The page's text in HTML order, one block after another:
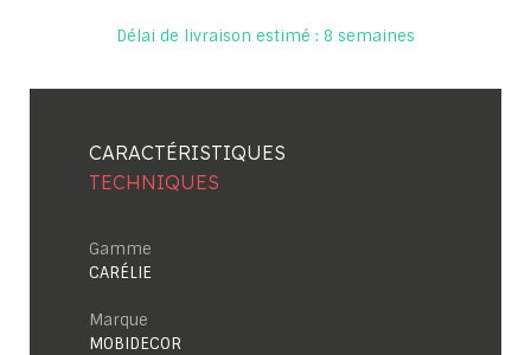
Délai de livraison estimé : 8 semaines
CARACTÉRISTIQUES
TECHNIQUES
Gamme
CARÉLIE
Marque
MOBIDECOR